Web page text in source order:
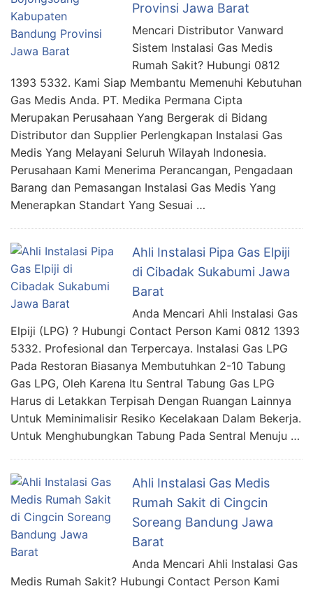
Provinsi Jawa Barat
Mencari Distributor Vanward
Sistem Instalasi Gas Medis
Rumah Sakit? Hubungi 0812
1393 5332. Kami Siap Membantu Memenuhi Kebutuhan
Gas Medis Anda. PT. Medika Permana Cipta
Merupakan Perusahaan Yang Bergerak di Bidang
Distributor dan Supplier Perlengkapan Instalasi Gas
Medis Yang Melayani Seluruh Wilayah Indonesia.
Perusahaan Kami Menerima Perancangan, Pengadaan
Barang dan Pemasangan Instalasi Gas Medis Yang
Menerapkan Standart Yang Sesuai …
Ahli Instalasi Pipa Gas Elpiji
di Cibadak Sukabumi Jawa
Barat
Anda Mencari Ahli Instalasi Gas
Elpiji (LPG) ? Hubungi Contact Person Kami 0812 1393
5332. Profesional dan Terpercaya. Instalasi Gas LPG
Pada Restoran Biasanya Membutuhkan 2-10 Tabung
Gas LPG, Oleh Karena Itu Sentral Tabung Gas LPG
Harus di Letakkan Terpisah Dengan Ruangan Lainnya
Untuk Meminimalisir Resiko Kecelakaan Dalam Bekerja.
Untuk Menghubungkan Tabung Pada Sentral Menuju …
Ahli Instalasi Gas Medis
Rumah Sakit di Cingcin
Soreang Bandung Jawa
Barat
Anda Mencari Ahli Instalasi Gas
Medis Rumah Sakit? Hubungi Contact Person Kami